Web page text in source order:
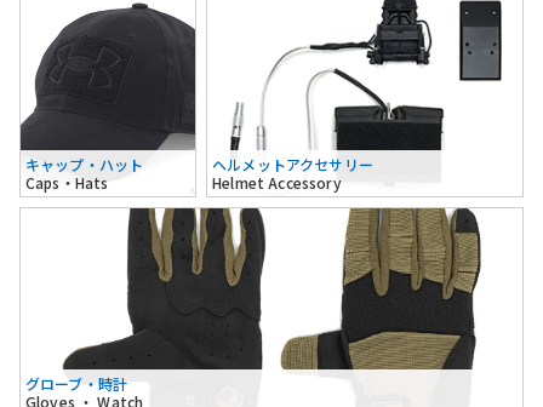
キャップ・ハット
Caps・Hats
ヘルメットアクセサリー
Helmet Accessory
グローブ・時計
Gloves ・ Watch